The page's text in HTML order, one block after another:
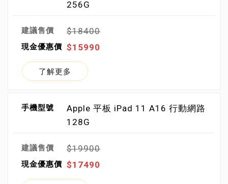
256G
$18400
$15990
了解更多
Apple 平板 iPad 11 A16 行動網路
128G
$19900
$17490